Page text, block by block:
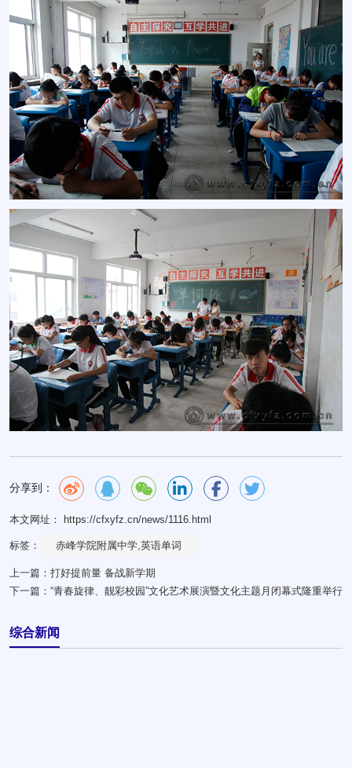
分享到：
本文网址： https://cfxyfz.cn/news/1116.html
标签： 赤峰学院附属中学,英语单词
上一篇： 打好提前量 备战新学期
下一篇： “青春旋律、靓彩校园”文化艺术展演暨文化主题月闭幕式隆重举行
综合新闻